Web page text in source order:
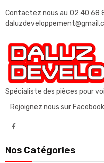
Contactez nous au 02 40 68
Spécialiste des pièces pour
Rejoignez nous sur
Nos Catégories